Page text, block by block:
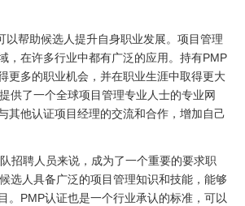
以帮助候选人提升自身职业发展。项目管理
，在许多行业中都有广泛的应用。持有PMP
更多的职业机会，并在职业生涯中取得更大
供了一个全球项目管理专业人士的专业网
其他认证项目经理的交流和合作，增加自己
招聘人员来说，成为了一个重要的要求职
选人具备广泛的项目管理知识和技能，能够
。PMP认证也是一个行业承认的标准，可以